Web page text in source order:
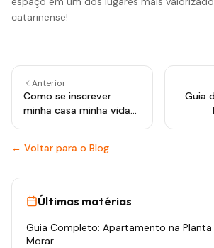
catarinense!
Anterior
Como se inscrever
minha casa minha vida
Guia
← Voltar para o Blog
Últimas matérias
Guia Completo: Apartamento na Planta
Morar